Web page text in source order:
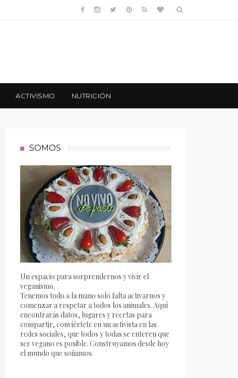
ACTIVISMO NUTRICIÓN
SOMOS
Un espacio para sorprendernos y vivir el
veganismo.
Tenemos todo a la mano solo falta activarnos y
comenzar a respetar a todos los animales. Aquí
encontrarás datos, lugares y recetas para
compartir, conviértete en un activista en las
redes sociales, que todos y todas se enteren que
ser vegano es posible. Construyamos desde hoy
el mundo que soñamos.